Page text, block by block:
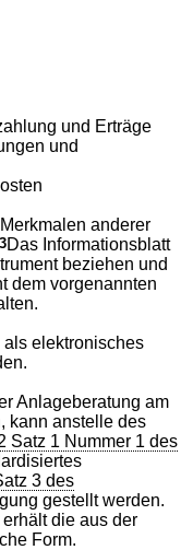
und Erträge
und
anderer
3Das Informationsblatt
beziehen und
dem vorgenannten
als elektronisches
Anlageberatung am
kann anstelle des
Satz 1 Nummer 1 des
3 des
gestellt werden.
die aus der
Form.